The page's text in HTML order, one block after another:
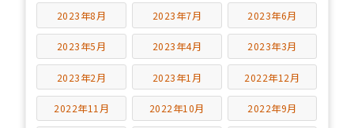
2023年8月 2023年7月 2023年6月
2023年5月 2023年4月 2023年3月
2023年2月 2023年1月 2022年12月
2022年11月 2022年10月 2022年9月